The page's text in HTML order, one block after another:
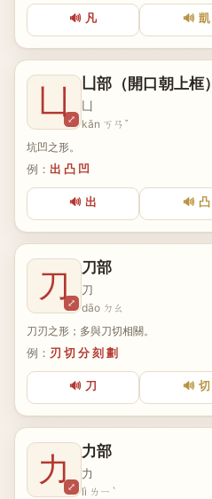
🔊 凡 🔊 凱
凵⤢
凵部（開口朝上框）
凵
kǎn ㄎㄢˇ
坑凹之形。
例： 出 凸 凹
🔊 出 🔊 凸
刀⤢
刀部
刀
dāo ㄉㄠ
刀刃之形；多與刀切相關。
例： 刃 切 分 刻 劃
🔊 刀 🔊 切
力⤢
力部
力
lì ㄌㄧˋ